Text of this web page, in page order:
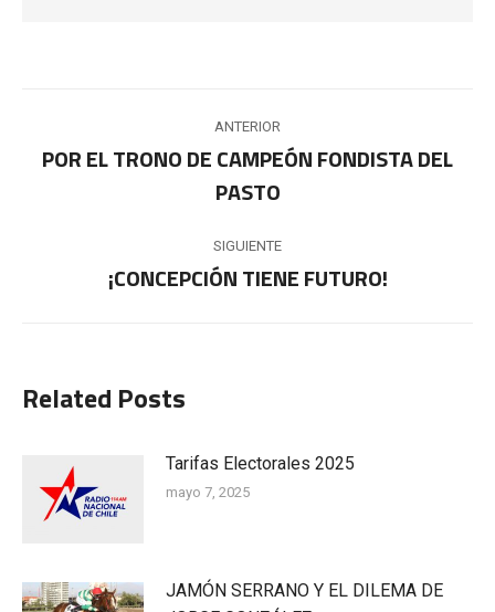
entre
publicaciones
ANTERIOR
anterior:
POR EL TRONO DE CAMPEÓN FONDISTA DEL
PASTO
SIGUIENTE
Publicación
¡CONCEPCIÓN TIENE FUTURO!
Related Posts
Tarifas Electorales 2025
mayo 7, 2025
JAMÓN SERRANO Y EL DILEMA DE